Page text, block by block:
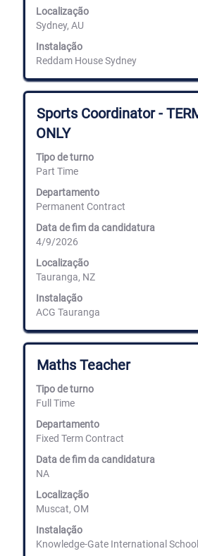
Localização
Sydney, AU
Instalação
Reddam House Sydney
completos
da
informação
de
emprego.
Título
Sports Coordinator -
ONLY
Tipo de turno
Part Time
Departamento
Permanent Contract
Data de fim da candidatura
4/9/2026
Localização
Tauranga, NZ
Instalação
ACG Tauranga
Selecione
com
a
de
espaços
ver
os
conteúdos
completos
da
informação
de
Título
Maths Teacher
Tipo de turno
Full Time
Departamento
Fixed Term Contract
Data de fim da candidatura
NA
Localização
Muscat, OM
Instalação
Knowledge-Gate International
Selecione
com
a
barra
espaços
para
os
conteúdos
completos
da
informação
de
emprego.